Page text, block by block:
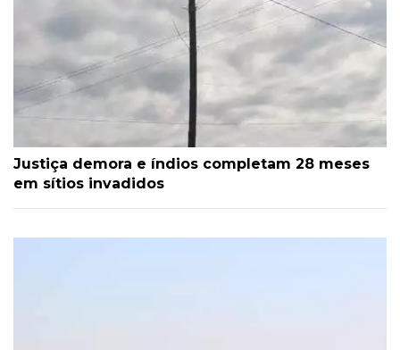
Justiça demora e índios completam 28 meses
em sítios invadidos